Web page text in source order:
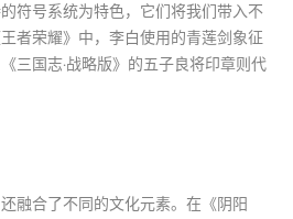
符号系统为特色，它们将我们带入不
者荣耀》中，李白使用的青莲剑象征
三国志·战略版》的五子良将印章则代
融合了不同的文化元素。在《阴阳